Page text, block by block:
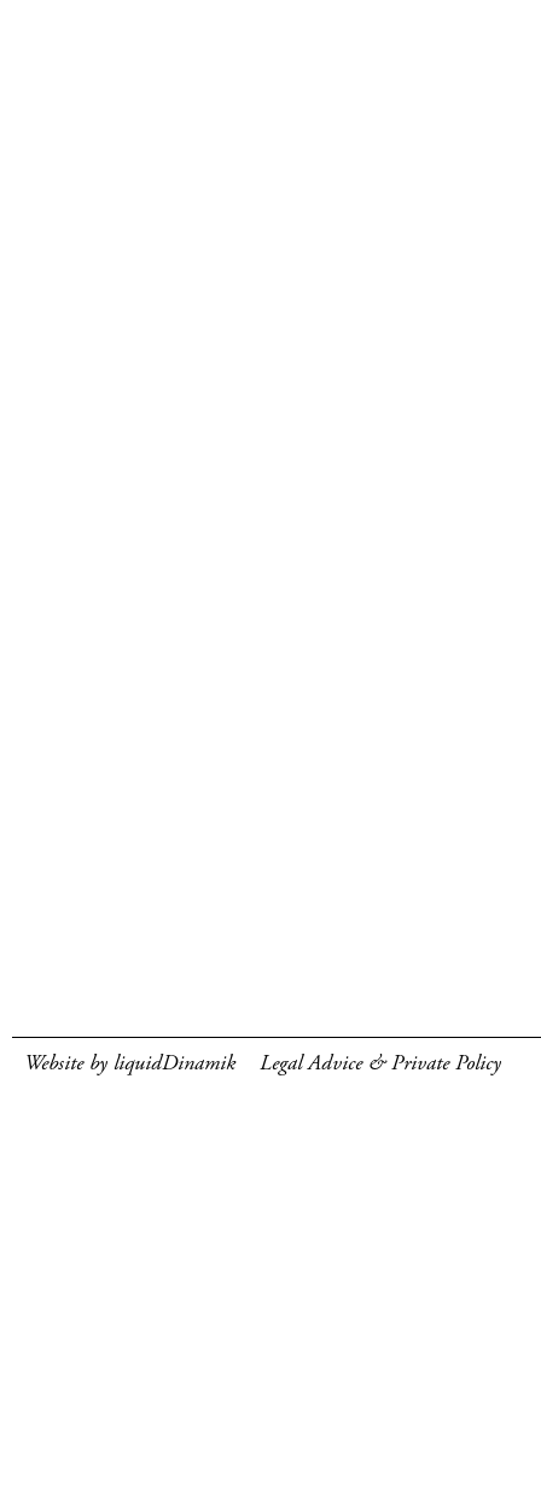
Website by liquidDinamik Legal Advice & Private Policy